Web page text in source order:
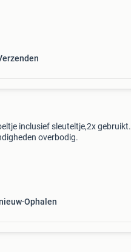
inclusief sleuteltje,2x gebruikt.
overbodig.
Ophalen